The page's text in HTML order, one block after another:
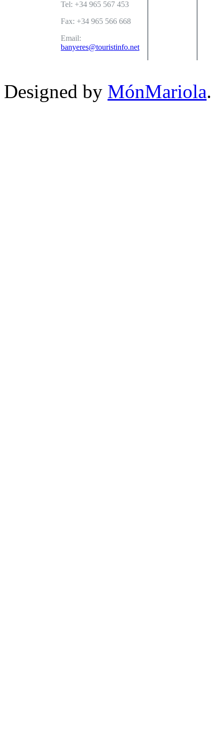
Tel: +34 965 567 453
Fax: +34 965 566 668
Email:
banyeres@touristinfo.net
Designed by MónMariola.